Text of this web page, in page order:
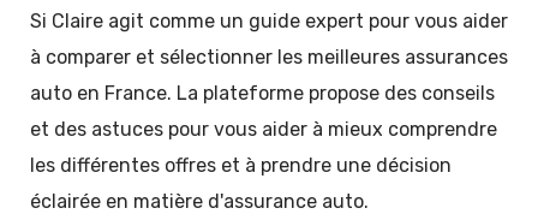
Si Claire agit comme un guide expert pour vous aider
à comparer et sélectionner les meilleures assurances
auto en France. La plateforme propose des conseils
et des astuces pour vous aider à mieux comprendre
les différentes offres et à prendre une décision
éclairée en matière d'assurance auto.